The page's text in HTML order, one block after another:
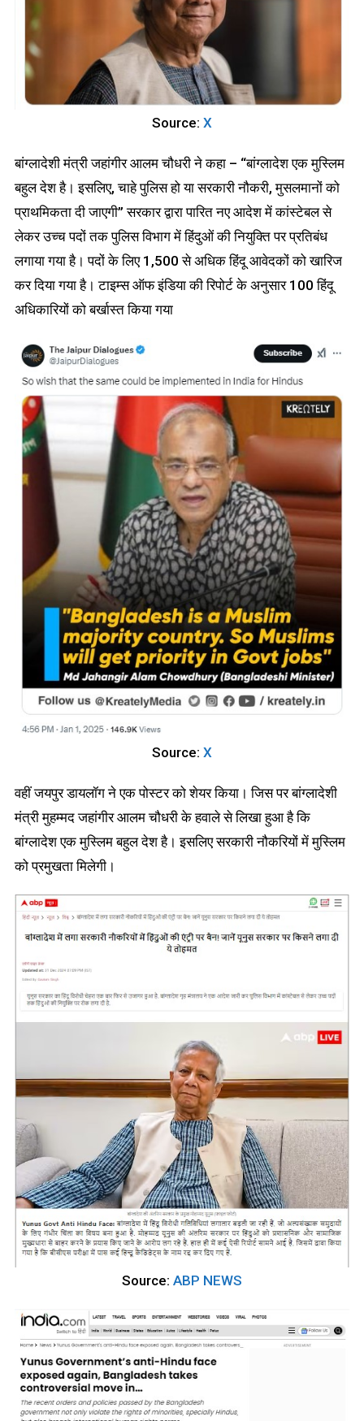
Source: X
बांग्लादेशी मंत्री जहांगीर आलम चौधरी ने कहा – “बांग्लादेश एक मुस्लिम
बहुल देश है। इसलिए, चाहे पुलिस हो या सरकारी नौकरी, मुसलमानों को
प्राथमिकता दी जाएगी” सरकार द्वारा पारित नए आदेश में कांस्टेबल से
लेकर उच्च पदों तक पुलिस विभाग में हिंदुओं की नियुक्ति पर प्रतिबंध
लगाया गया है। पदों के लिए 1,500 से अधिक हिंदू आवेदकों को खारिज
कर दिया गया है। टाइम्स ऑफ इंडिया की रिपोर्ट के अनुसार 100 हिंदू
अधिकारियों को बर्खास्त किया गया
Source: X
वहीं जयपुर डायलॉग ने एक पोस्टर को शेयर किया। जिस पर बांग्लादेशी
मंत्री मुहम्मद जहांगीर आलम चौधरी के हवाले से लिखा हुआ है कि
बांग्लादेश एक मुस्लिम बहुल देश है। इसलिए सरकारी नौकरियों में मुस्लिम
को प्रमुखता मिलेगी।
Source: ABP NEWS